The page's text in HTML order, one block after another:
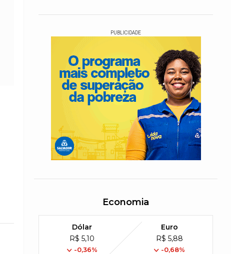
PUBLICIDADE
Economia
Dólar
R$ 5,10
-0,36%
Euro
R$ 5,88
-0,68%